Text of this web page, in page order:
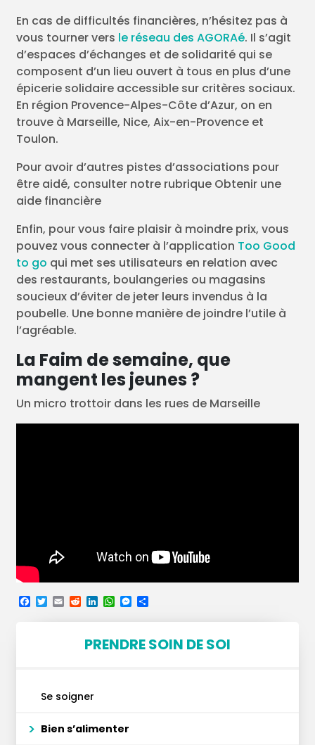
En cas de difficultés financières, n’hésitez pas à
vous tourner vers le réseau des AGORAé. Il s’agit
d’espaces d’échanges et de solidarité qui se
composent d’un lieu ouvert à tous en plus d’une
épicerie solidaire accessible sur critères sociaux.
En région Provence-Alpes-Côte d’Azur, on en
trouve à Marseille, Nice, Aix-en-Provence et
Toulon.
Pour avoir d’autres pistes d’associations pour
être aidé, consulter notre rubrique Obtenir une
aide financière
Enfin, pour vous faire plaisir à moindre prix, vous
pouvez vous connecter à l’application Too Good
to go qui met ses utilisateurs en relation avec
des restaurants, boulangeries ou magasins
soucieux d’éviter de jeter leurs invendus à la
poubelle. Une bonne manière de joindre l’utile à
l’agréable.
La Faim de semaine, que
mangent les jeunes ?
Un micro trottoir dans les rues de Marseille
Facebook
Twitter
EmailRedditLinkedIn
WhatsApp
Messenger
PRENDRE SOIN DE SOI
Se soigner
Bien s’alimenter